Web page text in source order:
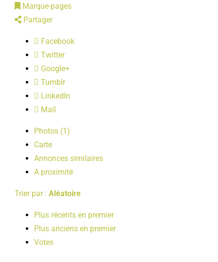
PUBLICATIONS
Marque-pages
Partager
Facebook
Twitter
Google+
Tumblr
LinkedIn
Mail
Photos (1)
Carte
Annonces similaires
A proximité
Trier par : Aléatoire
Plus récents en premier
Plus anciens en premier
Votes